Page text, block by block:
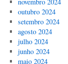
outubro 2024
setembro 2024
agosto 2024
julho 2024
junho 2024
maio 2024